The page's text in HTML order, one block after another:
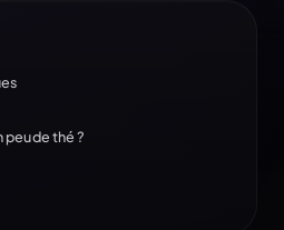
peu de thé ?